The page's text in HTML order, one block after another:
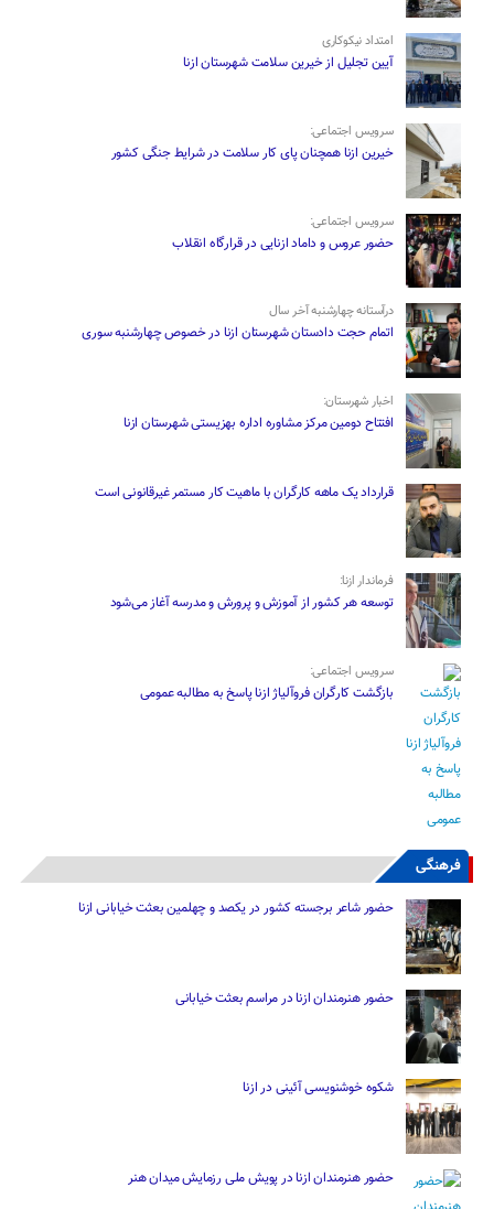
امتداد نیکوکاری
آیین تجلیل از خیرین سلامت شهرستان ازنا
سرویس اجتماعی:
خیرین ازنا همچنان پای کار سلامت در شرایط جنگی کشور
سرویس اجتماعی:
حضور عروس و داماد ازنایی در قرارگاه انقلاب
درآستانه چهارشنبه آخر سال
اتمام حجت دادستان شهرستان ازنا در خصوص چهارشنبه ‌سوری
اخبار شهرستان:
افتتاح دومین مرکز مشاوره اداره بهزیستی شهرستان ازنا
قرارداد یک ماهه کارگران با ماهیت کار مستمر غیرقانونی است
فرماندار ازنا:
توسعه هر کشور از آموزش و پرورش و مدرسه آغاز می‌شود
سرویس اجتماعی:
بازگشت کارگران فروآلیاژ ازنا پاسخ به مطالبه عمومی
فرهنگی
حضور شاعر برجسته کشور در یکصد و چهلمین بعثت خیابانی ازنا
حضور هنرمندان ازنا در مراسم بعثت خیابانی
شکوه خوشنویسی آئینی در ازنا
حضور هنرمندان ازنا در پویش ملی رزمایش میدان هنر